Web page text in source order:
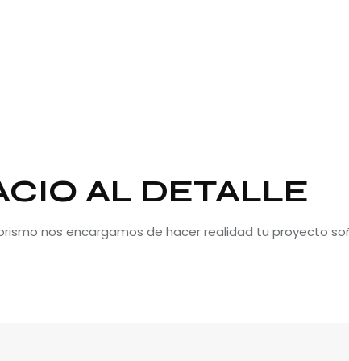
AL DETALLE
nos encargamos de hacer realidad tu proyecto